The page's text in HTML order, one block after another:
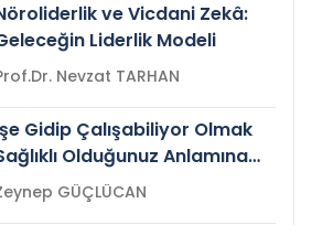
ve Vicdani Zekâ:
Liderlik Modeli
Prof.Dr. Nevzat TARHAN
Gidip Çalışabiliyor Olmak
Olduğunuz Anlamına
mi?Zeynep GÜÇLÜCAN